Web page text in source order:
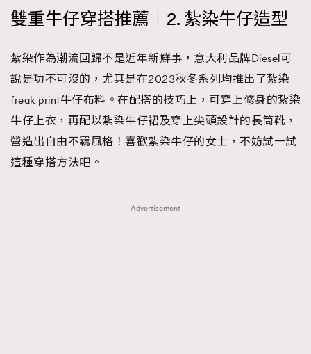
TRENDING
AFrenchMind
DressLikeAParisienne
EmpowerF
雙重牛仔穿搭推薦｜2. 紮染牛仔造型
紮染作為潮流回歸不是近年新鮮事，意大利品牌Diesel可
說是功不可沒的，尤其是在2023秋冬系列均推出了紮染
freak print牛仔布料。在配搭的技巧上，可穿上修身的紮染
牛仔上衣，再配以紮染牛仔裙及穿上尖頭設計的長筒靴，
營造出自由不羈風格！喜歡紮染牛仔的女士，不妨試一試
這種穿搭方法吧。
Advertisement